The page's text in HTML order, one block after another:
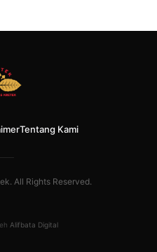
Tentang Kami
All Rights Reserved.
Alifbata Digital